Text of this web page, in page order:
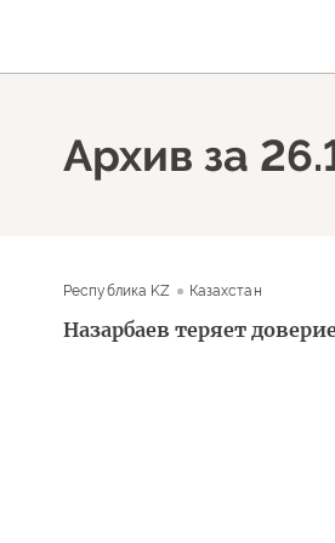
Архив за
Республика KZ Казахстан
Назарбаев теряет